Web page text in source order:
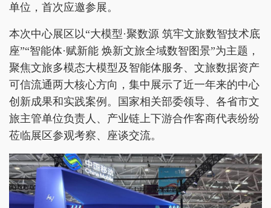
单位，首次应邀参展。
本次中心展区以“大模型·聚数源 筑牢文旅数智技术底
座”“智能体·赋新能 焕新文旅全域数智图景”为主题，
聚焦文旅多模态大模型及智能体服务、文旅数据资产
可信流通两大核心方向，集中展示了近一年来的中心
创新成果和实践案例。国家相关部委领导、各省市文
旅主管单位负责人、产业链上下游合作客商代表纷纷
莅临展区参观考察、座谈交流。